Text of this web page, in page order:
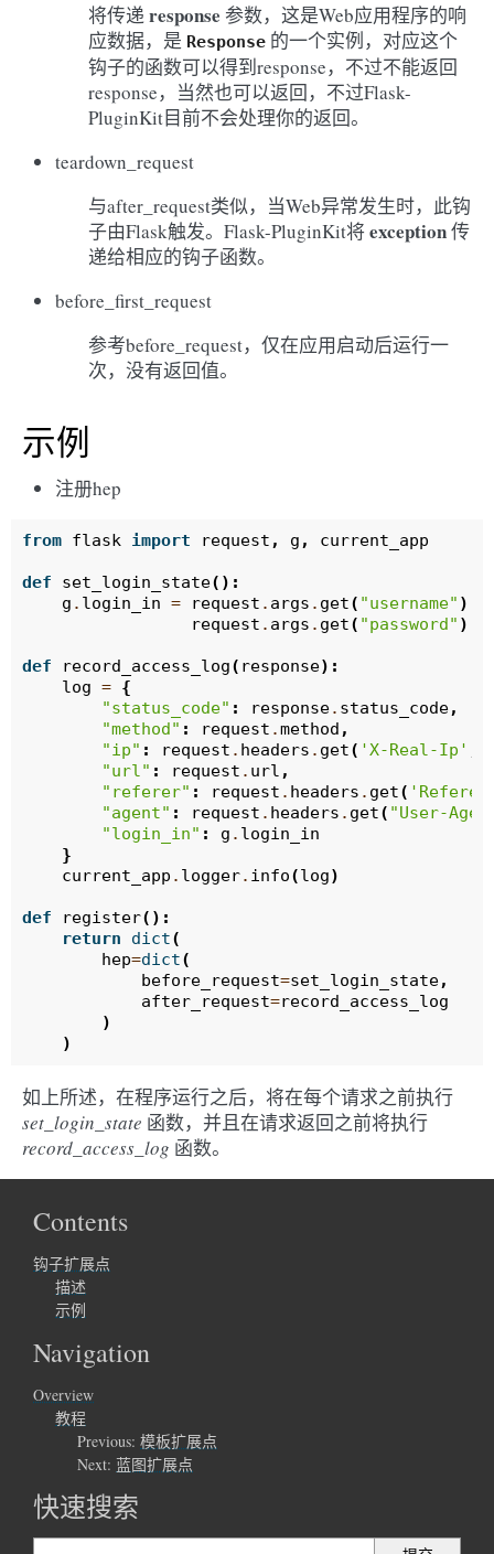
将传递response 参数，这是Web应用程序的响
应数据，是 Response 的一个实例，对应这个
钩子的函数可以得到response，不过不能返回
response，当然也可以返回，不过Flask-
PluginKit目前不会处理你的返回。
teardown_request
与after_request类似，当Web异常发生时，此钩
子由Flask触发。Flask-PluginKit将exception传
递给相应的钩子函数。
before_first_request
参考before_request，仅在应用启动后运行一
次，没有返回值。
示例
注册hep
from flask import request , g , current_app
def set_login_state():
g . login_in = request . args . get( "username" )
request . args . get( "password" )
def record_access_log( response):
log = {
"status_code" : response. status_code,
"method" : request .method ,
"ip" : request . headers . get( 'X-Real-Ip'
"url" : request . url ,
"referer" : request . headers . get(
"agent" : request . headers . get( "User-
"login_in" : g . login_in
}
current_app . logger. info(log)
def register():
return
dict(
hep=dict(
before_request=set_login_state,
after_request=record_access_log
)
)
如上所述，在程序运行之后，将在每个请求之前执行
set_login_state 函数，并且在请求返回之前将执行
record_access_log 函数。
Contents
钩子扩展点
描述
示例
Navigation
Overview
教程
Previous: 模板扩展点
Next: 蓝图扩展点
快速搜索